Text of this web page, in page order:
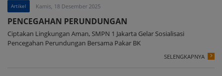
Artikel Kamis, 18 Desember 2025
PENCEGAHAN PERUNDUNGAN
Ciptakan Lingkungan Aman, SMPN 1 Jakarta Gelar Sosialisasi
Pencegahan Perundungan Bersama Pakar BK
SELENGKAPNYA